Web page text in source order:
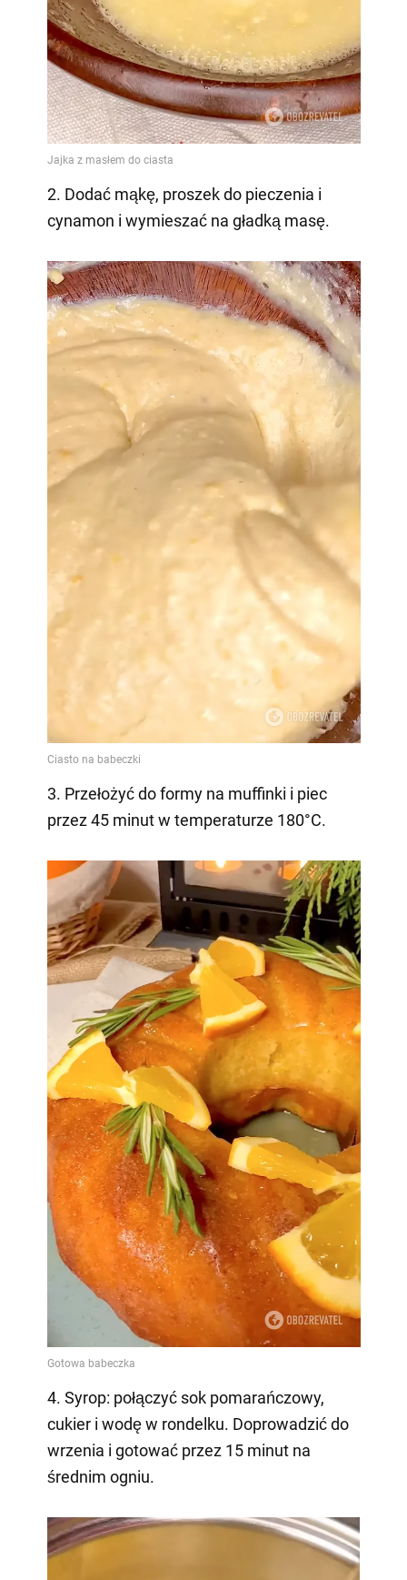
2. Dodać mąkę, proszek do pieczenia i
cynamon i wymieszać na gładką masę.
3. Przełożyć do formy na muffinki i piec
przez 45 minut w temperaturze 180°C.
4. Syrop: połączyć sok pomarańczowy,
cukier i wodę w rondelku. Doprowadzić do
wrzenia i gotować przez 15 minut na
średnim ogniu.